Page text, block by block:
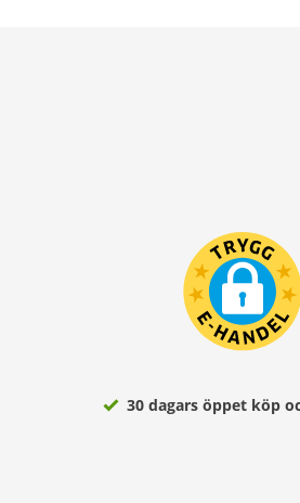
30 dagars öppet köp